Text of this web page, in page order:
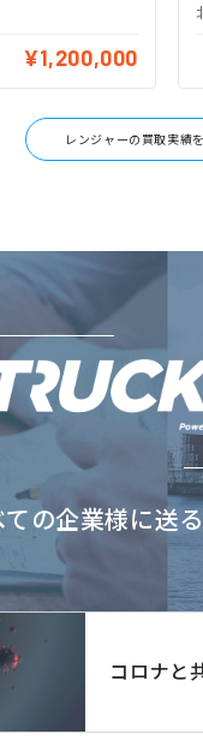
¥1,200,000
レンジャーの買取実績
の企業様に送
コロナと